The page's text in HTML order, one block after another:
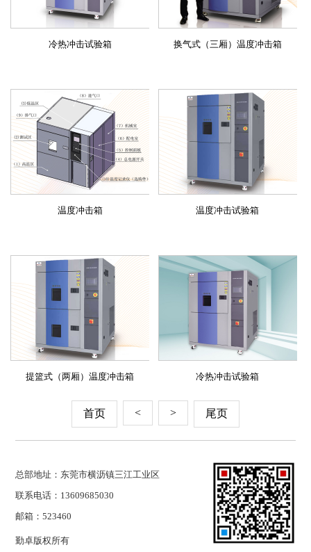
冷热冲击试验箱 换气式（三厢）温度冲击箱
温度冲击箱 温度冲击试验箱
提篮式（两厢）温度冲击箱 冷热冲击试验箱
首页 < > 尾页
总部地址：东莞市横沥镇三江工业区
联系电话：13609685030
邮箱：523460
勤卓版权所有